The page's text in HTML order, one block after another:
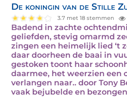
De koningin van de Stille
3.7 met 18 stemmen
Badend in zachte
geliefden, stevig omarmd
zingen een heimelijk lied ‘t
daar doorheen de baai in
gestoken toont haar
daarmee, het weerzien een
verlangen naar.. door Tony
vaak bejubelde en